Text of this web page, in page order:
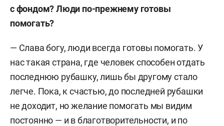
с фондом? Люди по-прежнему готовы
помогать?
— Слава богу, люди всегда готовы помогать. У
нас такая страна, где человек способен отдать
последнюю рубашку, лишь бы другому стало
легче. Пока, к счастью, до последней рубашки
не доходит, но желание помогать мы видим
постоянно — и в благотворительности, и по